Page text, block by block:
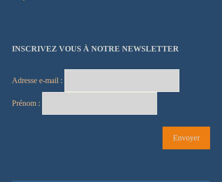
INSCRIVEZ VOUS À NOTRE NEWSLETTER
Adresse e-mail :
Prénom :